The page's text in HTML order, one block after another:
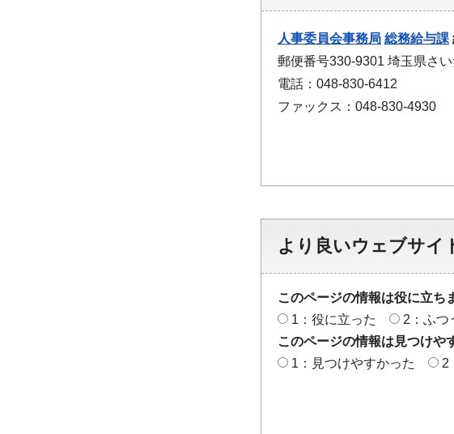
人事委員会事務局 総務給与課
郵便番号330-9301 埼玉県さ
電話：048-830-6412
ファックス：048-830-4930
より良いウェブサイ
このページの情報は役に立ち
1：役に立った
2：ふつ
このページの情報は見つけや
1：見つけやすかった
2